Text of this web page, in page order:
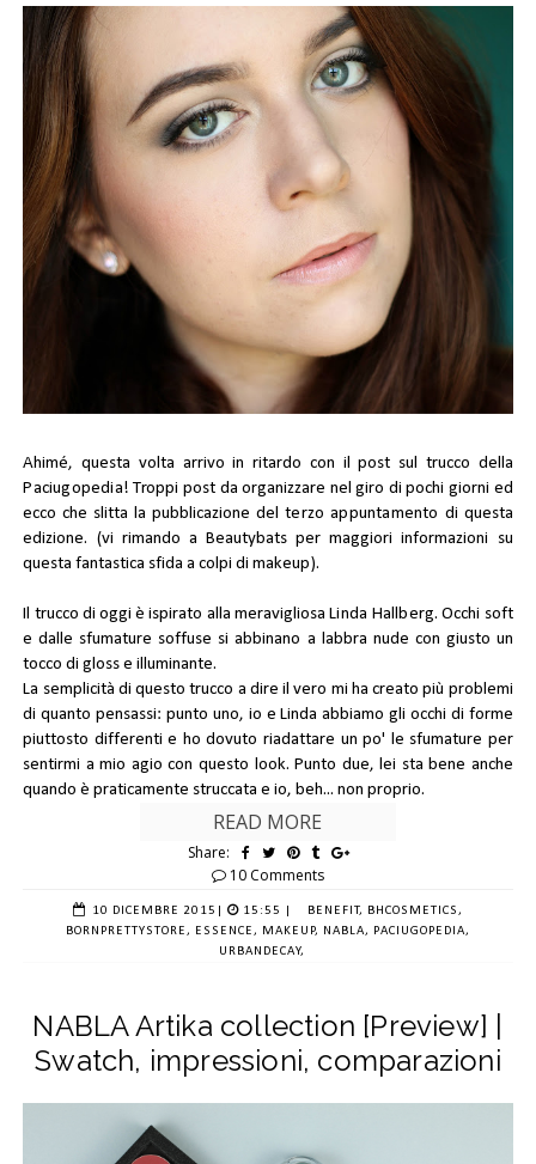
Ahimé, questa volta arrivo in ritardo con il post sul trucco della
Paciugopedia! Troppi post da organizzare nel giro di pochi giorni ed
ecco che slitta la pubblicazione delterzo appuntamento di questa
edizione. (vi rimando a Beautybatsper maggiori informazioni su
questa fantastica sfida a colpi di makeup).
Il trucco di oggi è ispirato alla meravigliosaLinda Hallberg. Occhi soft
e dalle sfumature soffuse si abbinano a labbra nude con giusto un
tocco di gloss e illuminante.
La semplicità di questo trucco a dire il vero mi ha creato più problemi
di quanto pensassi: punto uno, io e Linda abbiamo gli occhi di forme
piuttosto differenti e ho dovuto riadattare un po' le sfumature per
sentirmi a mio agio con questo look. Punto due, lei sta bene anche
quando è praticamente struccata e io, beh... non proprio.
READ MORE
Share:
10 Comments
10 DICEMBRE 2015 15:55 | BENEFIT,
BHCOSMETICS,
BORNPRETTYSTORE,
ESSENCE, MAKEUP, NABLA,
PACIUGOPEDIA,
URBANDECAY,
NABLA Artika collection [Preview] |
Swatch, impressioni, comparazioni